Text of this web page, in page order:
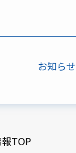
お知らせ
TOP